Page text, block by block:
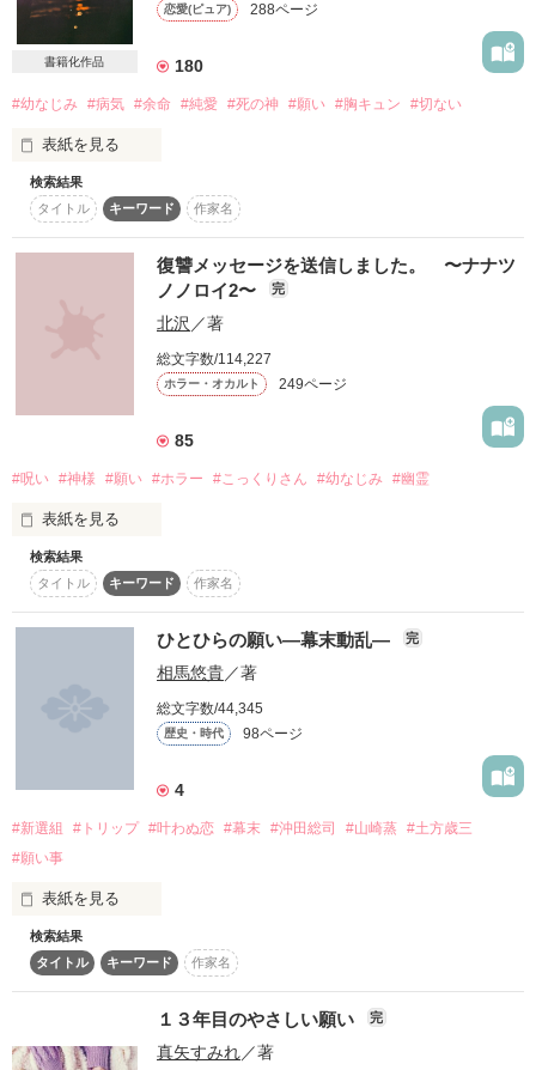
「へっ？」
◇◆◇◆◇◆◇◆◇◆◇◆◇◆◇
校内一の真面目なワケあり優等生
takanashi  ruu
一条  奏多
ichijyo  kanata
「俺と付き合えよ
強引なヤンキー君に
気絶させられそうになって
「お前のこと
書籍化作品
恋愛(ピュア) 288ページ
180
#幼なじみ #病気 #余命 #純愛 #死の神 #願い #胸キュン #切ない
表紙を見る
『倉木莉緒は、あと３８日後に死亡する』
あの日、突然現れた死の神は
なんのためらいもなく言った。
泣いて、笑って、もがいて
手に入れたものは、あまりにも大きすぎて
こんなにも「生きたい」と思ったのは初めてだった。
検索結果
タイトル
キーワード 作家名
復讐メッセージを送信しました。 〜ナナツ
ノノロイ2〜
完
北沢 ／著
総文字数/114,227
ホラー・オカルト 249ページ
85
#呪い #神様 #願い #ホラー #こっくりさん #幼なじみ #幽霊
表紙を見る
マリア様、マリア様。どうかおいでください。
マリア様、マリア様。どうか願いを叶えてください。
マリア様、マリア様……。
マリア様に願いを叶えてもらった７人。
ある日、その内のひとりが行方不明となる。
突然送られてくる七つの大罪にまつわる呪いの予言メール。
†嫉妬† 石森杏奈
†強欲† 池上勇吾
†憤怒† 水谷一花
†傲慢† 中沢詩織
検索結果
タイトル
キーワード 作家名
ひとひらの願い―幕末動乱― 完
相馬悠貴／著
総文字数/44,345
歴史・時代 98ページ
4
#新選組 #トリップ #叶わぬ恋 #幕末 #沖田総司 #山崎蒸 #土方歳三
#願い事
表紙を見る
静かに流れる
検索結果
タイトル
キーワード 作家名
１３年目のやさしい願い 完
真矢すみれ／著